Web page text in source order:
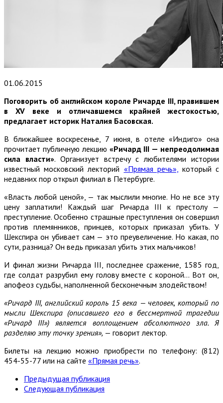
01.06.2015
Поговорить об английском короле Ричарде III, правившем
в XV веке и отличавшемся крайней жестокостью,
предлагает историк Наталия Басовская.
В ближайшее воскресенье, 7 июня, в отеле «Индиго» она
прочитает публичную лекцию «Ричард III — непреодолимая
сила власти». Организует встречу с любителями истории
известный московский лекторий «Прямая речь», который с
недавних пор открыл филиал в Петербурге.
«Власть любой ценой», — так мыслили многие. Но не все эту
цену заплатили! Каждый шаг Ричарда III к престолу —
преступление. Особенно страшные преступления он совершил
против племянников, принцев, которых приказал убить. У
Шекспира он убивает сам — это преувеличение. Но какая, по
сути, разница? Он ведь приказал убить этих мальчиков!
И финал жизни Ричарда III, последнее сражение, 1585 год,
где солдат разрубил ему голову вместе с короной… Вот он,
апофеоз судьбы, наполненной бесконечным злодейством!
«Ричард III, английский король 15 века — человек, который по
мысли Шекспира (описавшего его в бессмертной трагедии
«Ричард III») является воплощением абсолютного зла. Я
разделяю эту точку зрения», — говорит лектор.
Билеты на лекцию можно приобрести по телефону: (812)
454-55-77 или на сайте «Прямая речь».
Предыдущая публикация
Следующая публикация